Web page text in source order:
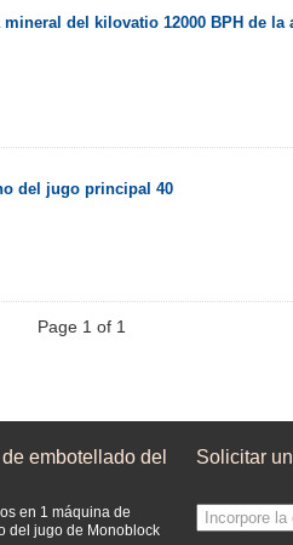
del kilovatio 12000 BPH de la
del jugo principal 40
Page 1 of 1
embotellado del
en 1 máquina de
del jugo de Monoblock
Solicitar